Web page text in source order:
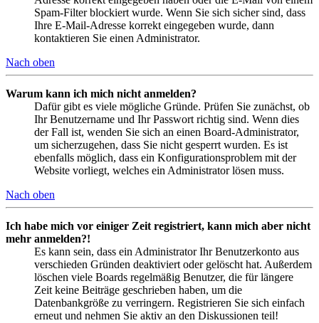
Spam-Filter blockiert wurde. Wenn Sie sich sicher sind, dass
Ihre E-Mail-Adresse korrekt eingegeben wurde, dann
kontaktieren Sie einen Administrator.
Nach oben
Warum kann ich mich nicht anmelden?
Dafür gibt es viele mögliche Gründe. Prüfen Sie zunächst, ob
Ihr Benutzername und Ihr Passwort richtig sind. Wenn dies
der Fall ist, wenden Sie sich an einen Board-Administrator,
um sicherzugehen, dass Sie nicht gesperrt wurden. Es ist
ebenfalls möglich, dass ein Konfigurationsproblem mit der
Website vorliegt, welches ein Administrator lösen muss.
Nach oben
Ich habe mich vor einiger Zeit registriert, kann mich aber nicht
mehr anmelden?!
Es kann sein, dass ein Administrator Ihr Benutzerkonto aus
verschieden Gründen deaktiviert oder gelöscht hat. Außerdem
löschen viele Boards regelmäßig Benutzer, die für längere
Zeit keine Beiträge geschrieben haben, um die
Datenbankgröße zu verringern. Registrieren Sie sich einfach
erneut und nehmen Sie aktiv an den Diskussionen teil!